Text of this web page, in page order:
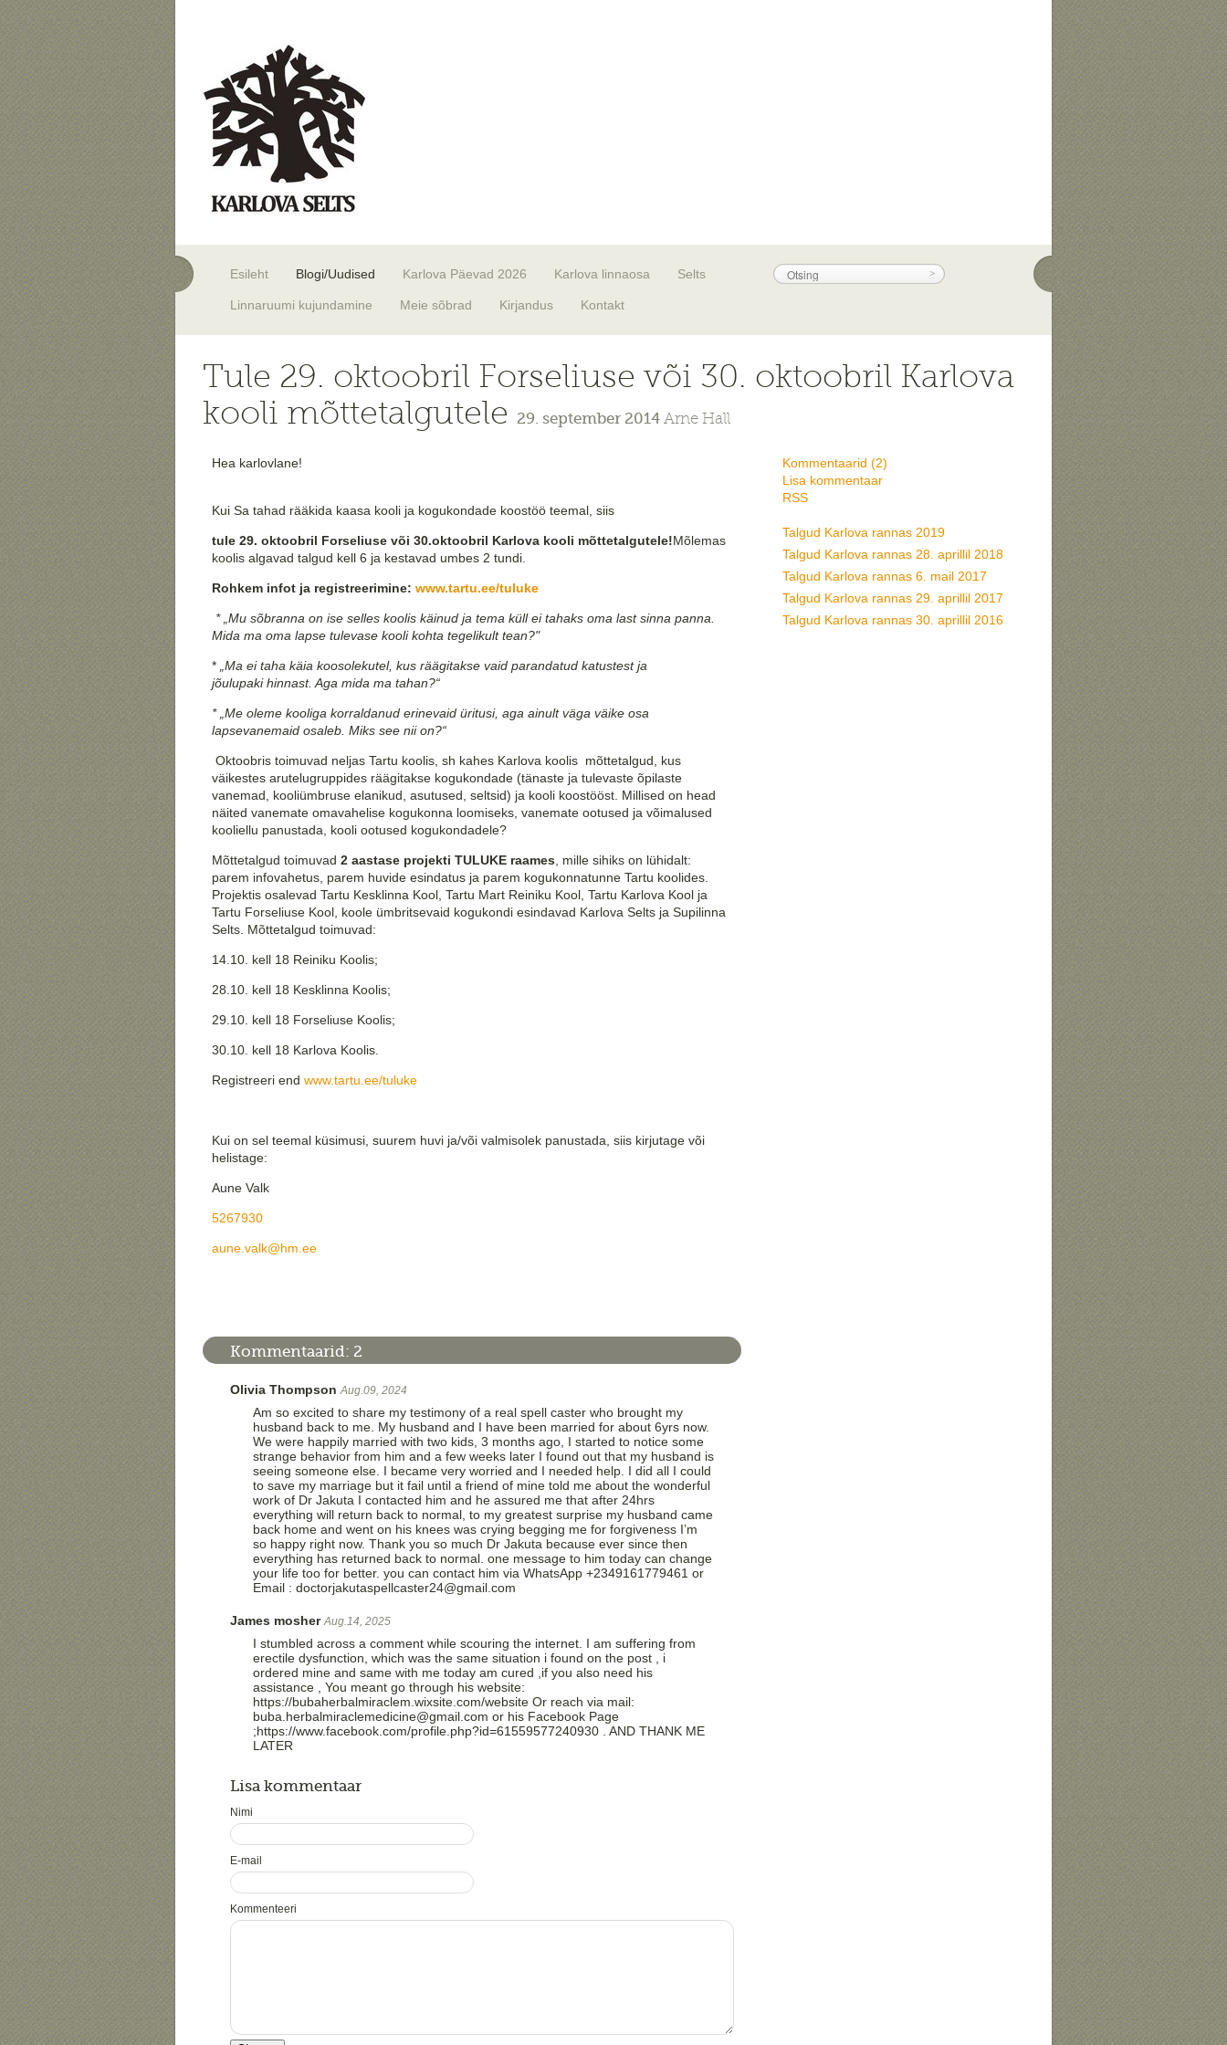
Esileht Blogi/Uudised Karlova Päevad 2026 Karlova linnaosa Selts
Linnaruumi kujundamine Meie sõbrad Kirjandus Kontakt
Tule 29. oktoobril Forseliuse või 30. oktoobril Karlova
kooli mõttetalgutele 29. september 2014 Arne Hall
Hea karlovlane!
Kui Sa tahad rääkida kaasa kooli ja kogukondade koostöö teemal, siis
tule 29. oktoobril Forseliuse või 30.oktoobril Karlova kooli mõttetalgutele!Mõlemas
koolis algavad talgud kell 6 ja kestavad umbes 2 tundi.
Rohkem infot ja registreerimine: www.tartu.ee/tuluke
* „Mu sõbranna on ise selles koolis käinud ja tema küll ei tahaks oma last sinna panna.
Mida ma oma lapse tulevase kooli kohta tegelikult tean?"
* „Ma ei taha käia koosolekutel, kus räägitakse vaid parandatud katustest ja
jõulupaki hinnast. Aga mida ma tahan?“
* „Me oleme kooliga korraldanud erinevaid üritusi, aga ainult väga väike osa
lapsevanemaid osaleb. Miks see nii on?“
Oktoobris toimuvad neljas Tartu koolis, sh kahes Karlova koolis mõttetalgud, kus
väikestes arutelugruppides räägitakse kogukondade (tänaste ja tulevaste õpilaste
vanemad, kooliümbruse elanikud, asutused, seltsid) ja kooli koostööst. Millised on head
näited vanemate omavahelise kogukonna loomiseks, vanemate ootused ja võimalused
kooliellu panustada, kooli ootused kogukondadele?
Mõttetalgud toimuvad2 aastase projekti TULUKE raames , mille sihiks on lühidalt:
parem infovahetus, parem huvide esindatus ja parem kogukonnatunne Tartu koolides.
Projektis osalevad Tartu Kesklinna Kool, Tartu Mart Reiniku Kool, Tartu Karlova Kool ja
Tartu Forseliuse Kool, koole ümbritsevaid kogukondi esindavad Karlova Selts ja Supilinna
Selts. Mõttetalgud toimuvad:
14.10. kell 18 Reiniku Koolis;
28.10. kell 18 Kesklinna Koolis;
29.10. kell 18 Forseliuse Koolis;
30.10. kell 18 Karlova Koolis.
Registreeri endwww.tartu.ee/tuluke
Kui on sel teemal küsimusi, suurem huvi ja/või valmisolek panustada, siis kirjutage või
helistage:
Aune Valk
5267930
aune.valk@hm.ee
Kommentaarid: 2
Olivia Thompson Aug.09, 2024
Am so excited to share my testimony of a real spell caster who brought my
husband back to me. My husband and I have been married for about 6yrs now.
We were happily married with two kids, 3 months ago, I started to notice some
strange behavior from him and a few weeks later I found out that my husband is
seeing someone else. I became very worried and I needed help. I did all I could
to save my marriage but it fail until a friend of mine told me about the wonderful
work of Dr Jakuta I contacted him and he assured me that after 24hrs
everything will return back to normal, to my greatest surprise my husband came
back home and went on his knees was crying begging me for forgiveness I’m
so happy right now. Thank you so much Dr Jakuta because ever since then
everything has returned back to normal. one message to him today can change
your life too for better. you can contact him via WhatsApp +2349161779461 or
Email : doctorjakutaspellcaster24@gmail.com
James mosher Aug.14, 2025
I stumbled across a comment while scouring the internet. I am suffering from
erectile dysfunction, which was the same situation i found on the post , i
ordered mine and same with me today am cured ,if you also need his
assistance , You meant go through his website:
https://bubaherbalmiraclem.wixsite.com/website Or reach via mail:
buba.herbalmiraclemedicine@gmail.com or his Facebook Page
;https://www.facebook.com/profile.php?id=61559577240930 . AND THANK ME
LATER
Lisa kommentaar
Nimi
E-mail
Kommenteeri
Kommentaarid (2)
Lisa kommentaar
RSS
Talgud Karlova rannas 2019
Talgud Karlova rannas 28. aprillil 2018
Talgud Karlova rannas 6. mail 2017
Talgud Karlova rannas 29. aprillil 2017
Talgud Karlova rannas 30. aprillil 2016